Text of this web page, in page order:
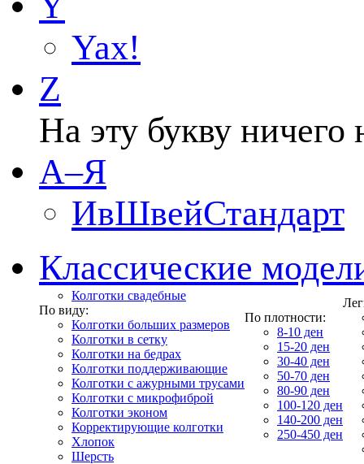
Yax!
Z
На эту букву ничего
А–Я
ИвШвейСтандарт
Классические
Колготки свадебные
По виду:
Колготки больших размеров
Колготки в сетку
Колготки на бедрах
Колготки поддерживающие
Колготки с ажурными трусами
Колготки с микрофиброй
Колготки эконом
Корректирующие колготки
Хлопок
Шерсть
По плотности:
8-10 ден
15-20 ден
30-40 ден
50-70 ден
80-90 ден
100-120 ден
140-200 ден
250-450 ден